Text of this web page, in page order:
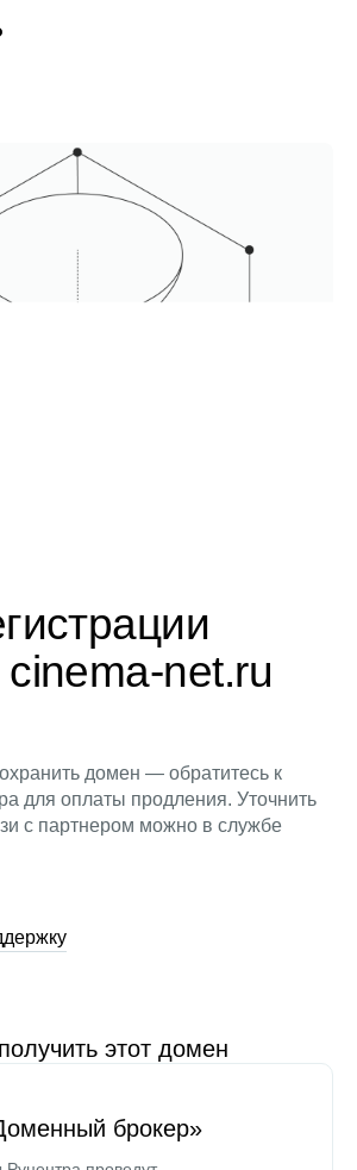
net.ru
домен — обратитесь к
для оплаты продления. Уточнить
с партнером можно в службе
этот домен
брокер»